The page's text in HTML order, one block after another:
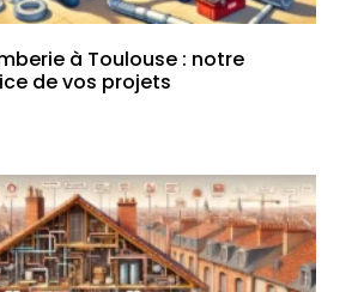
à Toulouse : notre
de vos projets